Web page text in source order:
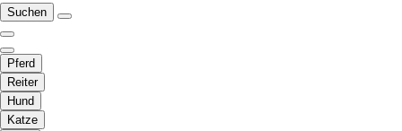
Suchen
Pferd
Reiter
Hund
Katze